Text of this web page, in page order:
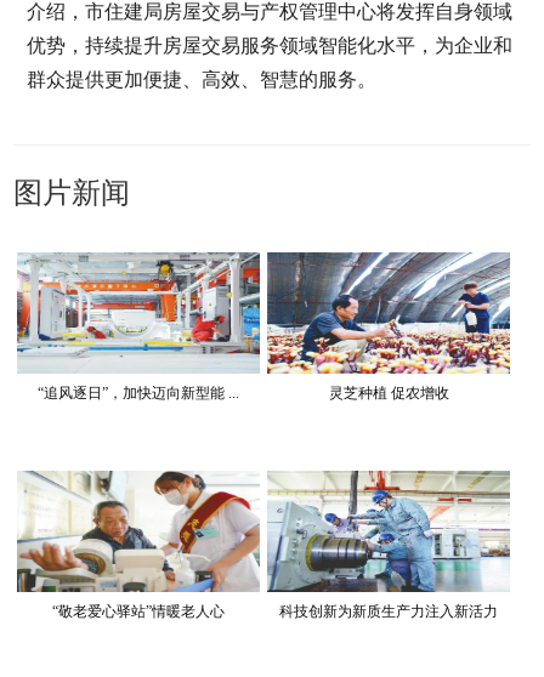
介绍，市住建局房屋交易与产权管理中心将发挥自身领域
优势，持续提升房屋交易服务领域智能化水平，为企业和
群众提供更加便捷、高效、智慧的服务。
图片新闻
“追风逐日”，加快迈向新型能 ... 灵芝种植 促农增收
“敬老爱心驿站”情暖老人心 科技创新为新质生产力注入新活力